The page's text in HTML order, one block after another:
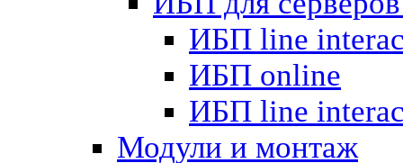
ИБП line
ИБП online
ИБП linе
Модули и монтаж